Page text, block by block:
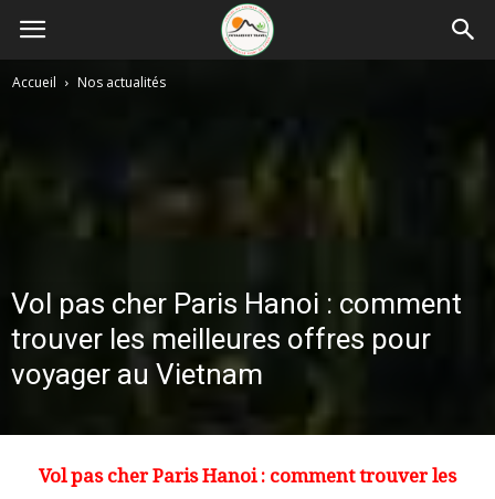
Accueil Nos actualités
Vol pas cher Paris Hanoi : comment
trouver les meilleures offres pour
voyager au Vietnam
Vol pas cher Paris Hanoi: comment trouver les